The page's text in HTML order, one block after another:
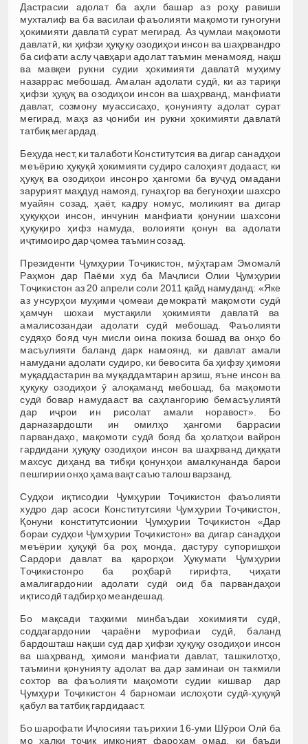
Дастрасии адолат ба аҳли башар аз роҳу равиши
мухталиф ва ба василаи фаъолияти мақомоти гуногуни
ҳокимияти давлатӣ сурат мегирад. Аз ҷумлаи мақомоти
давлатӣ, ки ҳифзи ҳуқуқу озодиҳои инсон ва шаҳрвандро
ба сифати аслу ҷавҳари адолат таъмин менамояд, нақш
ва мавқеи рукни судии ҳокимияти давлатӣ муҳиму
назаррас мебошад. Амалан адолати судӣ, ки аз тариқи
ҳифзи ҳуқуқ ва озодиҳои инсон ва шаҳрванд, манфиати
давлат, созмону муассисаҳо, қонунияту адолат сурат
мегирад, маҳз аз ҷониби ин рукни ҳокимияти давлатӣ
татбиқ мегардад.
Беҳуда нест, ки талаботи Конститутсия ва дигар санадҳои
меъёрию ҳуқуқӣ ҳокимияти судиро салоҳият додааст, ки
ҳуқуқ ва озодиҳои инсонро ҳангоми ба вуҷуд омадани
зарурият маҳдуд намояд, гунаҳгор ва бегуноҳии шахсро
муайян созад, ҳаёт, кадру номус, моликият ва дигар
ҳуқуқҳои инсон, инчунин манфиати қонунии шахсони
ҳуқуқиро ҳифз намуда, волоияти қонун ва адолати
иҷтимоиро дар ҷомеа таъмин созад.
Президенти Ҷумҳурии Тоҷикистон, мӯҳтарам Эмомалӣ
Раҳмон дар Паёми худ ба Маҷлиси Олии Ҷумҳурии
Тоҷикистон аз 20 апрели соли 2011 қайд намуданд: «Яке
аз унсурҳои муҳими ҷомеаи демократӣ мақомоти судӣ
ҳамчун шохаи мустақили ҳокимияти давлатӣ ва
амалисозандаи адолати судӣ мебошад. Фаъолияти
судяҳо бояд чун мисли оина покиза бошад ва онҳо бо
масъулияти баланд дарк намоянд, ки давлат амали
намудани адолати судиро, ки бевосита ба ҳифзу ҳимояи
муқаддастарин ва муқаддамтарин арзиш, яъне инсон ва
ҳуқуқу озодиҳои ӯ алоқаманд мебошад, ба мақомоти
судӣ бовар намудааст ва саҳлангорию бемасъулиятӣ
дар иҷрои ин рисолат амали норавост». Бо
дарназардошти ин омилҳо ҳангоми баррасии
парвандаҳо, мақомоти судӣ бояд ба ҳолатҳои вайрон
гардидани ҳуқуқу озодиҳои инсон ва шаҳрванд диққати
махсус диҳанд ва тибқи қонунҳои амалкунанда барои
пешгирии онҳо ҳама вақт саъю талош варзанд.
Судҳои иқтисодии Ҷумҳурии Тоҷикистон фаъолияти
худро дар асоси Конститутсияи Ҷумҳурии Тоҷикистон,
Қонуни конститутсионии Ҷумҳурии Тоҷикистон «Дар
бораи судҳои Ҷумҳурии Тоҷикистон» ва дигар санадҳои
меъёрии ҳуқуқӣ ба роҳ монда, дастуру супоришҳои
Сардори давлат ва қарорҳои Ҳукумати Ҷумҳурии
Тоҷикистонро ба роҳбарӣ гирифта, ҷиҳати
амалигардонии адолати судӣ оид ба парвандаҳои
иқтисодӣ тадбирҳо меандешад.
Бо мақсади таҳкими минбаъдаи хокимияти судӣ,
соддагардонии ҷараёни мурофиаи судӣ, баланд
бардошташ нақши суд дар ҳифзи ҳуқуқу озодиҳои инсон
ва шаҳрванд, ҳимояи манфиати давлат, ташкилотҳо,
таъмини қонунияту адолат ва дар заминаи он такмили
сохтор ва фаъолияти мақомоти судии кишвар дар
Ҷумҳури Тоҷикистон 4 барномаи ислоҳоти судӣ-ҳуқуқӣ
қабул ва татбиқ гардидааст.
Бо шарофати Иҷлосияи таърихии 16-уми Шӯрои Олӣ ба
мо халқи тоҷик имконият фароҳам омад, ки баъди